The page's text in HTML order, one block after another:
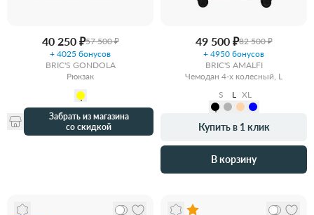
40 250 ₽57 500 ₽
+ 4025 бонусов
BRIC'S GONDOLA
Рюкзак
Забрать из магазина
со скидкой
49 500 ₽82 500 ₽
+ 4950 бонусов
BRIC'S AMALFI
Чемодан 4-х колесный, L
S
L XL
Купить в 1 клик
В корзину